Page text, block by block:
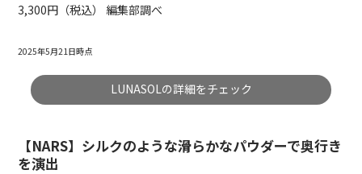
3,300円（税込） 編集部調べ
2025年5月21日時点
LUNASOLの詳細をチェック
【NARS】シルクのような滑らかなパウダーで奥行き
を演出